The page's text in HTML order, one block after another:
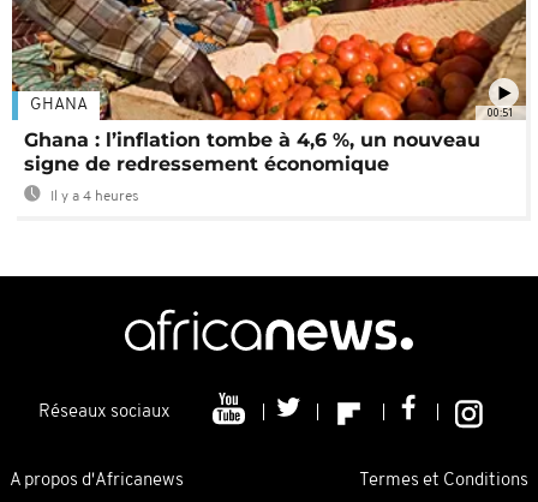
00:51
GHANA
Ghana : l’inflation tombe à 4,6 %, un nouveau
signe de redressement économique
Il y a 4 heures
Réseaux sociaux
A propos d'Africanews Termes et Conditions